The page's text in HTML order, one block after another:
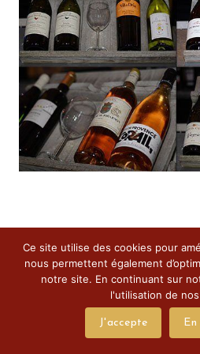
Ce site utilise des cookies pour
nous permettent également
notre site. En continuant sur
l'utilisation de
J'accepte En